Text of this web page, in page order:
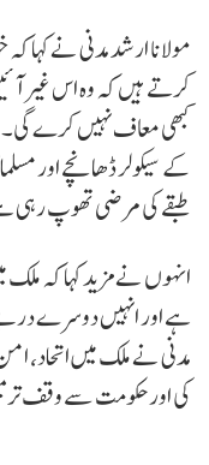
مولانا ارشد مدنی نے کہا کہ
کرتے ہیں کہ وہ اس غیر
کبھی معاف نہیں کرے گی۔
کے سیکولر ڈھانچے اور
طبقے کی مرضی تھوپ رہی
انہوں نے مزید کہا کہ
ہے اور انہیں دوسرے درجے
مدنی نے ملک میں اتحاد،
کی اور حکومت سے وقف